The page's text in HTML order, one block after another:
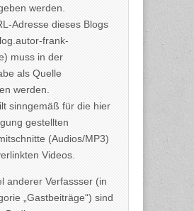
werden.
Adresse dieses Blogs
frank-
muss in der
als Quelle
werden.
sinngemäß für die hier
gestellten
(Audios/MP3)
Videos.
anderer Verfassser (in
„Gastbeiträge“) sind